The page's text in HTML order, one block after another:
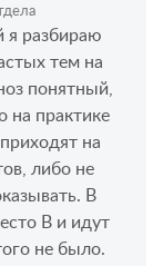
я разбираю
тем на
понятный,
на практике
на
либо не
В
В и идут
не было.